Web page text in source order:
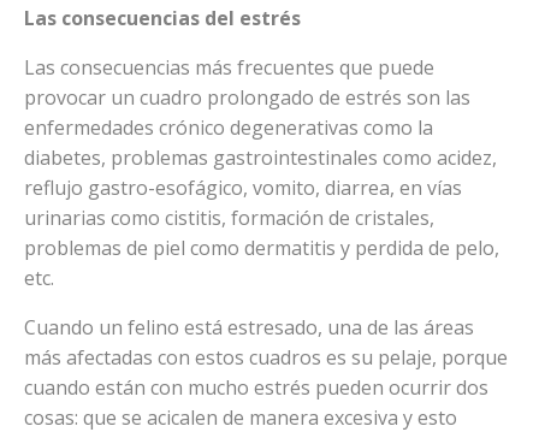
Las consecuencias del estrés
Las consecuencias más frecuentes que puede
provocar un cuadro prolongado de estrés son las
enfermedades crónico degenerativas como la
diabetes, problemas gastrointestinales como acidez,
reflujo gastro-esofágico, vomito, diarrea, en vías
urinarias como cistitis, formación de cristales,
problemas de piel como dermatitis y perdida de pelo,
etc.
Cuando un felino está estresado, una de las áreas
más afectadas con estos cuadros es su pelaje, porque
cuando están con mucho estrés pueden ocurrir dos
cosas: que se acicalen de manera excesiva y esto